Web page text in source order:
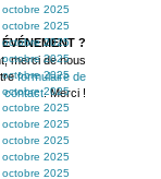
octobre 2025
octobre 2025
octobre 2025
octobre 2025
octobre 2025
octobre 2025
octobre 2025
octobre 2025
octobre 2025
octobre 2025
octobre 2025
?
merci de nous
formulaire de
contact. Merci !